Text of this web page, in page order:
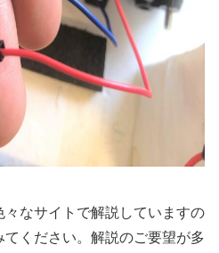
なサイトで解説していますの
ください。解説のご要望が多